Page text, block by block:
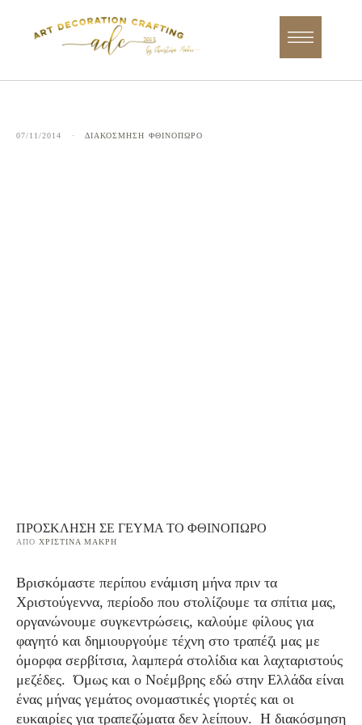
07/11/2014 · ΔΙΑΚΟΣΜΗΣΗ ΦΘΙΝΟΠΩΡΟ
ΠΡΌΣΚΛΗΣΗ ΣΕ ΓΕΎΜΑ ΤΟ ΦΘΙΝΌΠΩΡΟ
ΑΠΌ ΧΡΙΣΤΊΝΑ ΜΑΚΡΉ
Βρισκόμαστε περίπου ενάμιση μήνα πριν τα
Χριστούγεννα, περίοδο που στολίζουμε τα σπίτια μας,
οργανώνουμε συγκεντρώσεις, καλούμε φίλους για
φαγητό και δημιουργούμε τέχνη στο τραπέζι μας με
όμορφα σερβίτσια, λαμπερά στολίδια και λαχταριστούς
μεζέδες. Όμως και ο Νοέμβρης εδώ στην Ελλάδα είναι
ένας μήνας γεμάτος ονομαστικές γιορτές και οι
ευκαιρίες για τραπεζώματα δεν λείπουν. Η διακόσμηση